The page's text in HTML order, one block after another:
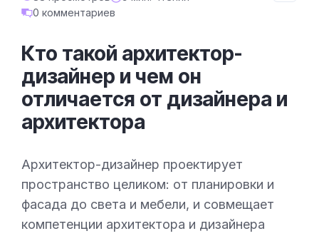
0 комментариев
Кто такой архитектор-
дизайнер и чем он
отличается от дизайнера и
архитектора
Архитектор-дизайнер проектирует
пространство целиком: от планировки и
фасада до света и мебели, и совмещает
компетенции архитектора и дизайнера